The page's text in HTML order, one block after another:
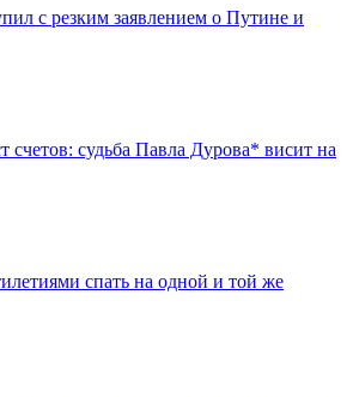
с резким заявлением о Путине и
счетов: судьба Павла Дурова* висит на
спать на одной и той же